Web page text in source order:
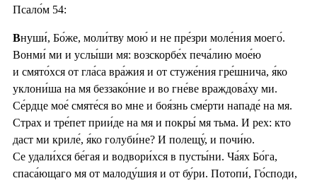
Псало́м 54:
Внуши́, Бо́же, моли́тву мою́ и не пре́зри моле́ния моего́.
Вонми́ ми и услы́ши мя: возскорбе́х печа́лию мое́ю
и смято́хся от гла́са вра́жия и от стуже́ния гре́шнича, я́ко
уклони́ша на мя беззако́ние и во гне́ве враждова́ху ми.
Се́рдце мое́ смяте́ся во мне и боя́знь сме́рти нападе́ на мя.
Страх и тре́пет прии́де на мя и покры́ мя тьма. И рех: кто
даст ми криле́, я́ко голуби́не? И полещу́, и почи́ю.
Се удали́хся бе́гая и водвори́хся в пусты́ни. Ча́ях Бо́га,
спаса́ющаго мя от малоду́шия и от бу́ри. Потопи́, Го́споди,